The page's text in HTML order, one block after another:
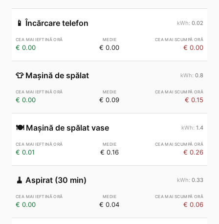
📱 Încărcare telefon 0.02
€ 0.00 € 0.00 € 0.00
👕 Mașină de spălat 0.8
€ 0.00 € 0.09 € 0.15
🍽️ Mașină de spălat vase 1.4
€ 0.01 € 0.16 € 0.26
🧹 Aspirat (30 min) 0.33
€ 0.00 € 0.04 € 0.06